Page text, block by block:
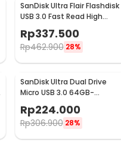
SanDisk Ultra Flair Flashdisk
USB 3.0 Fast Read High
Speed Metal Case 128GB -
SDCZ73
Rp337.500
Rp462.900 28%
SanDisk Ultra Dual Drive
Micro USB 3.0 64GB-
Rp224.000
Rp306.900 28%